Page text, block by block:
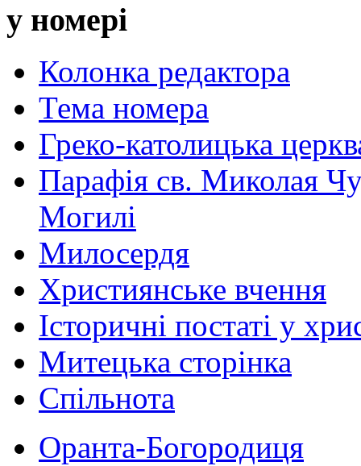
у номері
Колонка редактора
Тема номера
Греко-католицька
Парафія св. Миколая
Могилі
Милосердя
Християнське вчення
Історичні постаті у
Митецька сторінка
Спільнота
Оранта-Богородиця